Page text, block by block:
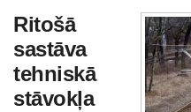
Ritošā
sastāva
tehniskā
stāvokļa